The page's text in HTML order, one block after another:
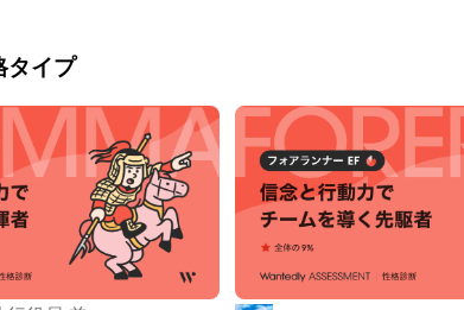
まり、今後は更なる成長と発展の時期を迎えています。
バー 代表取締役CEO・細井伸浩
タイプ